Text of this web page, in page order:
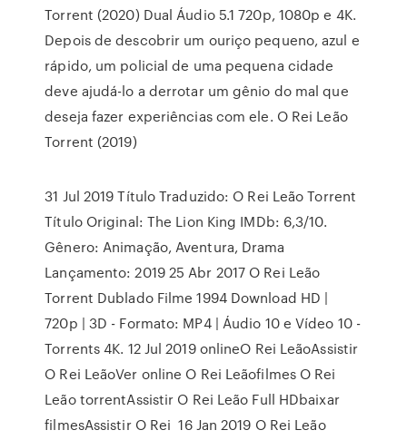
Torrent (2020) Dual Áudio 5.1 720p, 1080p e 4K.
Depois de descobrir um ouriço pequeno, azul e
rápido, um policial de uma pequena cidade
deve ajudá-lo a derrotar um gênio do mal que
deseja fazer experiências com ele. O Rei Leão
Torrent (2019)
31 Jul 2019 Título Traduzido: O Rei Leão Torrent
Título Original: The Lion King IMDb: 6,3/10.
Gênero: Animação, Aventura, Drama
Lançamento: 2019 25 Abr 2017 O Rei Leão
Torrent Dublado Filme 1994 Download HD |
720p | 3D - Formato: MP4 | Áudio 10 e Vídeo 10 -
Torrents 4K. 12 Jul 2019 onlineO Rei LeãoAssistir
O Rei LeãoVer online O Rei Leãofilmes O Rei
Leão torrentAssistir O Rei Leão Full HDbaixar
filmesAssistir O Rei 16 Jan 2019 O Rei Leão